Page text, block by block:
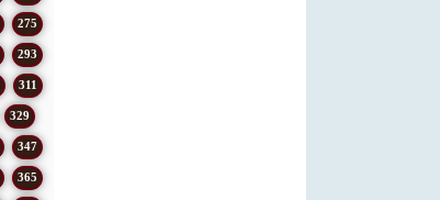
275
293
311
329
347
365